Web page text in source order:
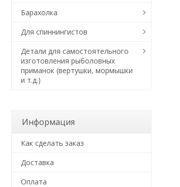
Барахолка
Для спиннингистов
Детали для самостоятельного
изготовления рыболовных
приманок (вертушки, мормышки
и т.д.)
Информация
Как сделать заказ
Доставка
Оплата